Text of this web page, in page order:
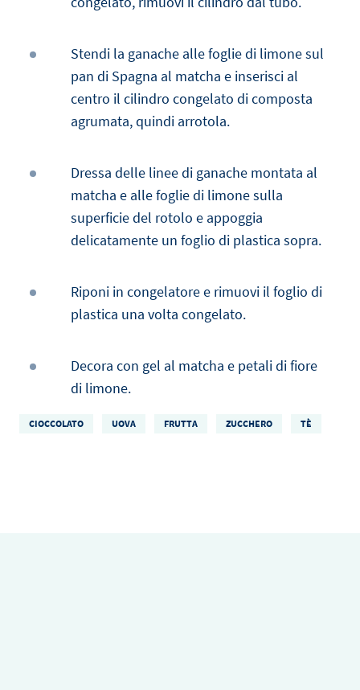
Stendi la ganache alle foglie di limone sul
pan di Spagna al matcha e inserisci al
centro il cilindro congelato di composta
agrumata, quindi arrotola.
Dressa delle linee di ganache montata al
matcha e alle foglie di limone sulla
superficie del rotolo e appoggia
delicatamente un foglio di plastica sopra.
Riponi in congelatore e rimuovi il foglio di
plastica una volta congelato.
Decora con gel al matcha e petali di fiore
di limone.
CIOCCOLATO UOVA FRUTTA ZUCCHERO TÈ